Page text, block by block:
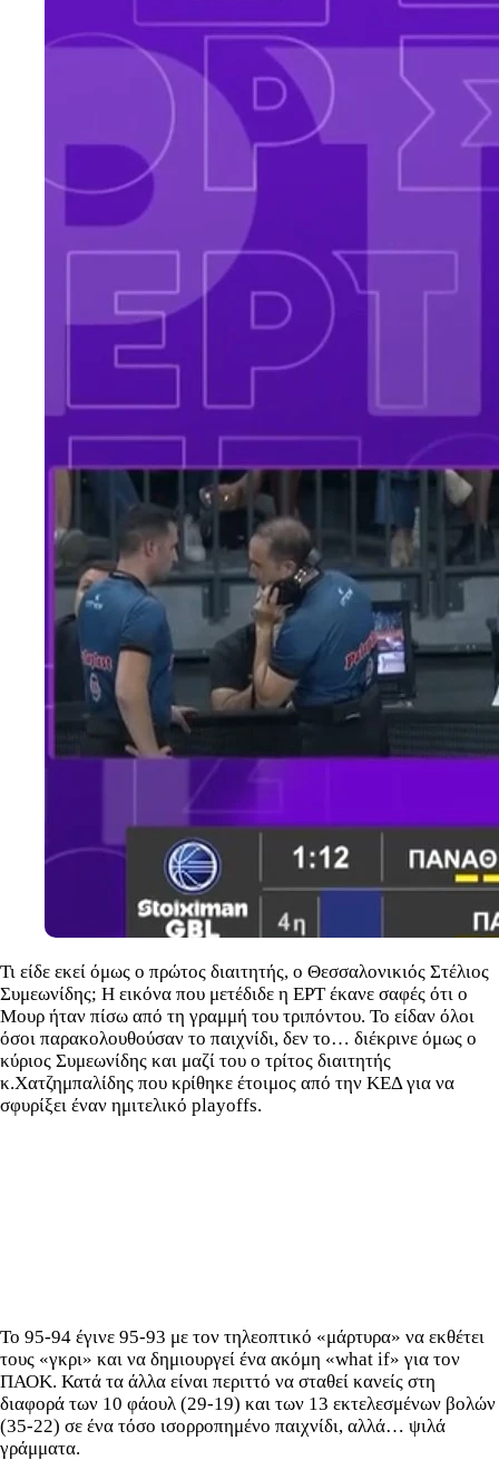
Τι είδε εκεί όμως ο πρώτος διαιτητής, ο Θεσσαλονικιός Στέλιος
Συμεωνίδης; Η εικόνα που μετέδιδε η ΕΡΤ έκανε σαφές ότι ο
Μουρ ήταν πίσω από τη γραμμή του τριπόντου. Το είδαν όλοι
όσοι παρακολουθούσαν το παιχνίδι, δεν το… διέκρινε όμως ο
κύριος Συμεωνίδης και μαζί του ο τρίτος διαιτητής
κ.Χατζημπαλίδης που κρίθηκε έτοιμος από την ΚΕΔ για να
σφυρίξει έναν ημιτελικό playoffs.
Το 95-94 έγινε 95-93 με τον τηλεοπτικό «μάρτυρα» να εκθέτει
τους «γκρι» και να δημιουργεί ένα ακόμη «what if» για τον
ΠΑΟΚ. Κατά τα άλλα είναι περιττό να σταθεί κανείς στη
διαφορά των 10 φάουλ (29-19) και των 13 εκτελεσμένων βολών
(35-22) σε ένα τόσο ισορροπημένο παιχνίδι, αλλά… ψιλά
γράμματα.